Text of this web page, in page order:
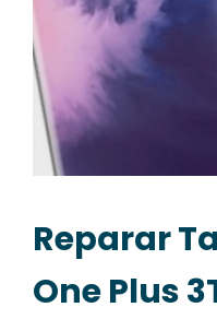
Reparar
One Plus